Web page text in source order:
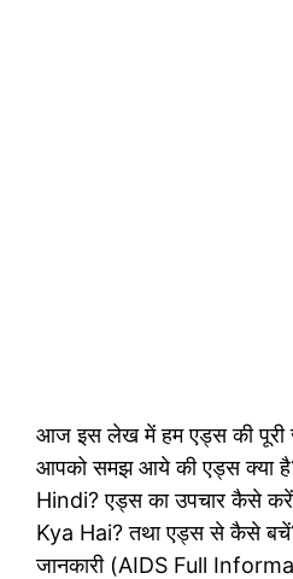
आज इस लेख में हम एड्स की पूरी
आपको समझ आये की एड्स क्या
Hindi? एड्स का उपचार कैसे
Kya Hai? तथा एड्स से कैसे
जानकारी (AIDS Full